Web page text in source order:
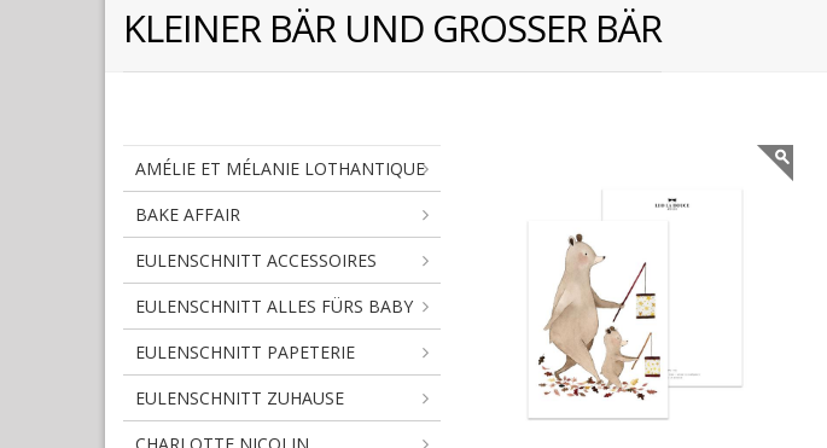
KLEINER BÄR UND GROSSER BÄR
AMÉLIE ET MÉLANIE LOTHANTIQUE
BAKE AFFAIR
EULENSCHNITT ACCESSOIRES
EULENSCHNITT ALLES FÜRS BABY
EULENSCHNITT PAPETERIE
EULENSCHNITT ZUHAUSE